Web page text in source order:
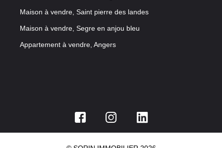
Maison à vendre, Saint pierre des landes
Maison à vendre, Segre en anjou bleu
Appartement à vendre, Angers